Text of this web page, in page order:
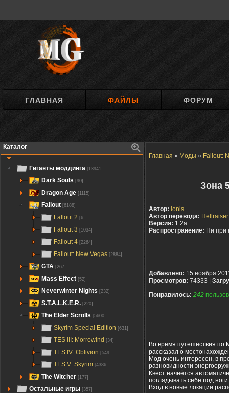
ГЛАВНАЯ ФАЙЛЫ ФОРУМ
Каталог
Гиганты моддинга [13941]
Dark Souls [90]
Dragon Age [1115]
Fallout [6188]
Fallout 2 [6]
Fallout 3 [1034]
Fallout 4 [2264]
Fallout: New Vegas [2884]
GTA [267]
Mass Effect [52]
Neverwinter Nights [232]
S.T.A.L.K.E.R. [220]
The Elder Scrolls [5600]
Skyrim Special Edition [631]
TES III: Morrowind [34]
TES IV: Oblivion [549]
TES V: Skyrim [4386]
The Witcher [177]
Остальные игры [357]
Главная » Моды » Fallout:
Зона
Автор: ionis
Автор перевода: Hellraiser
Версия: 1.2a
Распространение: Ни при
Добавлено: 15 ноября
Просмотров: 74333 |
Понравилось: 242
Во время путешествия по
рассказал о
Мод очень интересен, в
разновидности
Квест начнётся
поглядывать себе под
Вход в новые локации